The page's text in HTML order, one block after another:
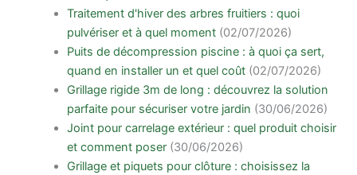
Traitement d'hiver des arbres fruitiers : quoi
pulvériser et à quel moment (02/07/2026)
Puits de décompression piscine : à quoi ça sert,
quand en installer un et quel coût (02/07/2026)
Grillage rigide 3m de long : découvrez la solution
parfaite pour sécuriser votre jardin (30/06/2026)
Joint pour carrelage extérieur : quel produit choisir
et comment poser (30/06/2026)
Grillage et piquets pour clôture : choisissez la